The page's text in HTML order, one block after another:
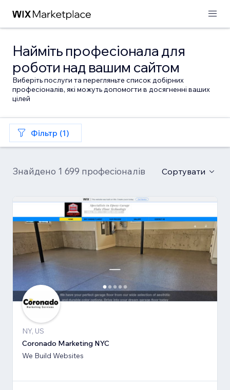
Найміть професіонала для
роботи над вашим сайтом
Виберіть послуги та перегляньте список добірних
професіоналів, які можуть допомогти в досягненні ваших
цілей
Фільтр (1)
Знайдено 1 699 професіоналів Сортувати
NY, US
Coronado Marketing NYC
We Build Websites